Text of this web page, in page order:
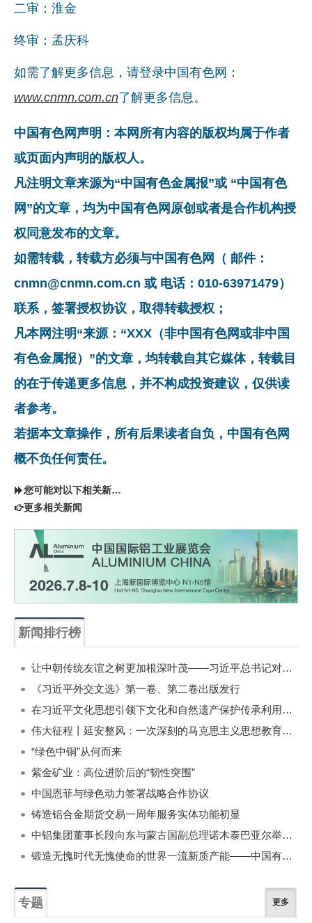
二审：淮金
终审：孟庆科
如需了解更多信息，请登录中国有色网：
www.cnmn.com.cn了解更多信息。
中国有色网声明：本网所有内容的版权均属于作者
或页面内声明的版权人。
凡注明文章来源为“中国有色金属报”或 “中国有色
网”的文章，均为中国有色网原创或者是合作机构授
权同意发布的文章。
如需转载，转载方必须与中国有色网（ 邮件：
cnmn@cnmn.com.cn 或 电话：010-63971479）
联系，签署授权协议，取得转载授权；
凡本网注明“来源：“XXX（非中国有色网或非中国
有色金属报）”的文章，均转载自其它媒体，转载目
的在于传递更多信息，并不构成投资建议，仅供读
者参考。
若据本文章操作，所有后果读者自负，中国有色网
概不负任何责任。
您可能对以下相关新闻同样感兴趣
更多相关新闻
新闻排行榜
让中朝传统友谊之树更加根深叶茂——习近平总书记对朝鲜进行国事访问纪实
《习近平外交文选》第一卷、第二卷出版发行
在习近平文化思想引领下文化和自然遗产保护传承利用工作开创新局面
伟大征程丨延安整风：一次深刻的马克思主义思想教育运动
“绿色中铜”从何而来
紫金矿业：高位进阶后的“韧性突围”
中国恩菲与绿色动力签署战略合作协议
铸造铝合金期货交易一周年服务实体功能初显
中铝集团董事长段向东与蒙古国副总理诺木泰巴亚尔举行会谈
锻造无愧时代无愧使命的世界一流新质产能——中国有色金属工业的战略应对与破局之道（二）
专题 更多